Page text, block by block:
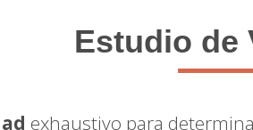
Estudio de
exhaustivo para